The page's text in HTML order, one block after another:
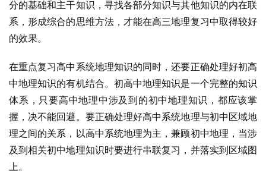
分的基础和主干知识，寻找各部分知识与其他知识的内在联
系，形成综合的思维方法，才能在高三地理复习中取得较好
的效果。
在重点复习高中系统地理知识的同时，还要正确处理好初高
中地理知识的有机结合。初高中地理知识是一个完整的知识
体系，只要高中地理中涉及到的初中地理知识，都应该掌
握，决不能回避。要正确处理好高中系统地理与初中区域地
理之间的关系，以高中系统地理为主，兼顾初中地理，当涉
及到相关初中地理知识时要进行串联复习，并落实到区域图
上。